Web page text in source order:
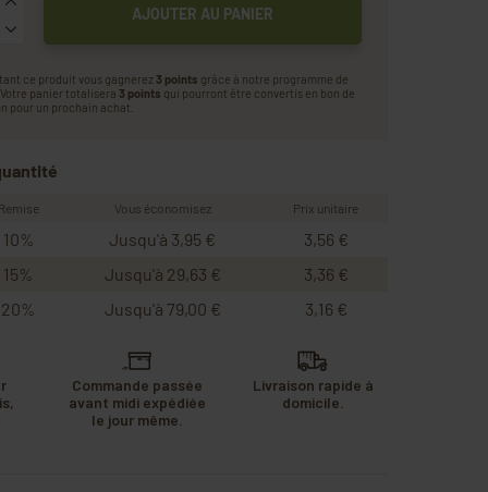
AJOUTER AU PANIER
ce produit vous gagnerez 3 points grâce à notre programme de
panier totalisera 3 points qui pourront être convertis en bon de
pour un prochain achat.
Remise Vous économisez Prix unitaire
10% Jusqu'à 3,95 €
3,56 €
15% Jusqu'à 29,63 €
3,36 €
20% Jusqu'à 79,00 € 3,16 €
Commande passée
avant midi expédiée
le jour même.
Livraison rapide à
domicile.